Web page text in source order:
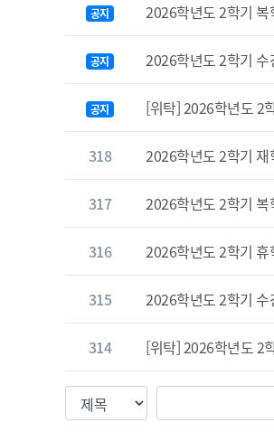
공지 2026학년도 2학기 복
공지 2026학년도 2학기 수
공지 [위탁] 2026학년도 2
318 2026학년도 2학기 재
317 2026학년도 2학기 복
316 2026학년도 2학기 휴
315 2026학년도 2학기 수
314 [위탁] 2026학년도 2
검색조건 검색값